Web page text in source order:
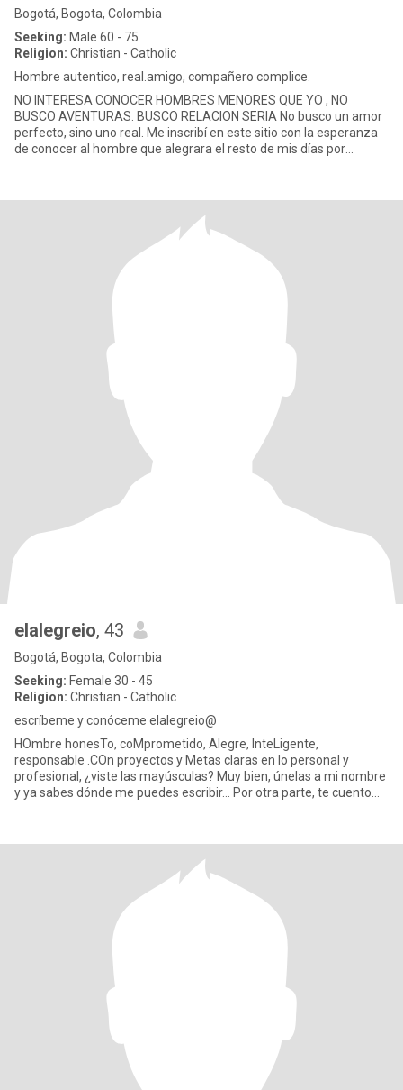
Bogotá, Bogota, Colombia
Seeking: Male 60 - 75
Religion: Christian - Catholic
Hombre autentico, real.amigo, compañero complice.
NO INTERESA CONOCER HOMBRES MENORES QUE YO , NO
BUSCO AVENTURAS. BUSCO RELACION SERIA No busco un amor
perfecto, sino uno real. Me inscribí en este sitio con la esperanza
de conocer al hombre que alegrara el resto de mis días por
elalegreio, 43
Bogotá, Bogota, Colombia
Seeking: Female 30 - 45
Religion: Christian - Catholic
escríbeme y conóceme elalegreio@
HOmbre honesTo, coMprometido, Alegre, InteLigente,
responsable .COn proyectos y Metas claras en lo personal y
profesional, ¿viste las mayúsculas? Muy bien, únelas a mi nombre
y ya sabes dónde me puedes escribir... Por otra parte, te cuento